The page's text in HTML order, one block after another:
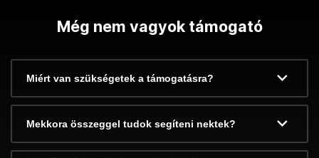
Még nem vagyok támogató
Miért van szükségetek a támogatásra?
Mekkora összeggel tudok segíteni nektek?